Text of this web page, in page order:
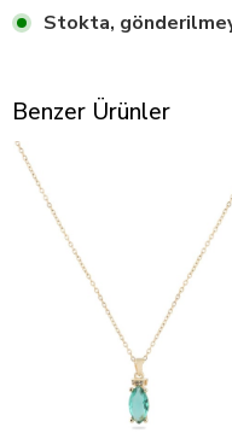
Stokta,
Benzer Ürünler